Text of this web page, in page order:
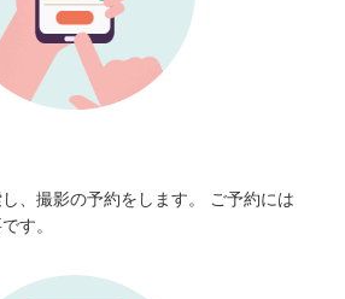
、撮影の予約をします。 ご予約には
す。